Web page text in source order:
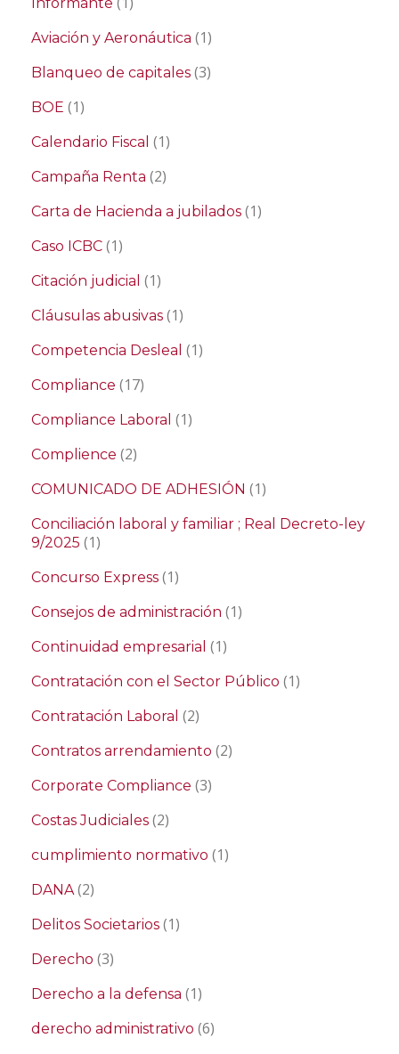
Aviación y Aeronáutica (1)
Blanqueo de capitales (3)
BOE (1)
Calendario Fiscal (1)
Campaña Renta (2)
Carta de Hacienda a jubilados (1)
Caso ICBC (1)
Citación judicial (1)
Cláusulas abusivas (1)
Competencia Desleal (1)
Compliance (17)
Compliance Laboral (1)
Complience (2)
COMUNICADO DE ADHESIÓN (1)
Conciliación laboral y familiar ; Real Decreto-ley
9/2025 (1)
Concurso Express (1)
Consejos de administración (1)
Continuidad empresarial (1)
Contratación con el Sector Público (1)
Contratación Laboral (2)
Contratos arrendamiento (2)
Corporate Compliance (3)
Costas Judiciales (2)
cumplimiento normativo (1)
DANA(2)
Delitos Societarios (1)
Derecho (3)
Derecho a la defensa (1)
derecho administrativo (6)